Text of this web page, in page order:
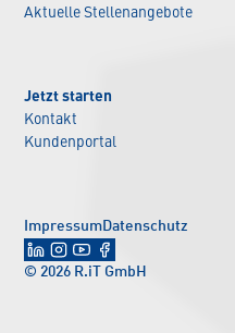
Aktuelle Stellenangebote
Jetzt starten
Kontakt
Kundenportal
ImpressumDatenschutz
© 2026 R.iT GmbH